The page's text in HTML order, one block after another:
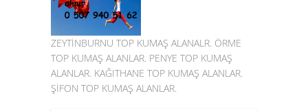
ZEYTİNBURNU TOP KUMAŞ ALANALR. ÖRME
TOP KUMAŞ ALANLAR. PENYE TOP KUMAŞ
ALANLAR. KAĞITHANE TOP KUMAŞ ALANLAR.
ŞİFON TOP KUMAŞ ALANLAR.